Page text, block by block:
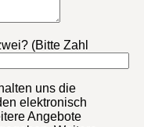
(Bitte Zahl
uns die
elektronisch
Angebote